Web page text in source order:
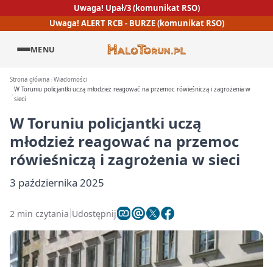
Uwaga! Upał/3 (komunikat RSO)
Uwaga! ALERT RCB - BURZE (komunikat RSO)
MENU
Strona główna Wiadomości
W Toruniu policjantki uczą młodzież reagować na przemoc rówieśniczą i zagrożenia w
sieci
W Toruniu policjantki uczą
młodzież reagować na przemoc
rówieśniczą i zagrożenia w sieci
3 października 2025
2 min czytania Udostępnij